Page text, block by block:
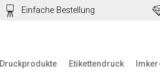
Einfache Bestellung
Druckprodukte Etikettendruck